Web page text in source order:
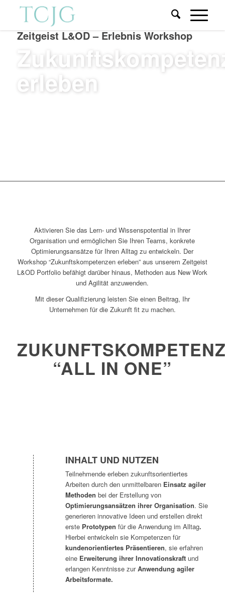
Zeitgeist L&OD – Erlebnis Workshop
erleben
Aktivieren Sie das Lern- und Wissenspotential in Ihrer
Organisation und ermöglichen Sie Ihren Teams, konkrete
Optimierungsansätze für Ihren Alltag zu entwickeln. Der
Workshop “Zukunftskompetenzen erleben” aus unserem Zeitgeist
L&OD Portfolio befähigt darüber hinaus, Methoden aus New Work
und Agilität anzuwenden.
Mit dieser Qualifizierung leisten Sie einen Beitrag, Ihr
Unternehmen für die Zukunft fit zu machen.
“ALL IN ONE”
INHALT UND NUTZEN
Teilnehmende erleben zukunftsorientiertes
Arbeiten durch den unmittelbaren Einsatz agiler
Methoden bei der Erstellung von
Optimierungsansätzen ihrer Organisation. Sie
generieren innovative Ideen und erstellen direkt
erste Prototypen für die Anwendung im Alltag.
Hierbei entwickeln sie Kompetenzen für
kundenorientiertes Präsentieren, sie erfahren
eine Erweiterung ihrer Innovationskraftund
erlangen Kenntnisse zurAnwendung agiler
Arbeitsformate.